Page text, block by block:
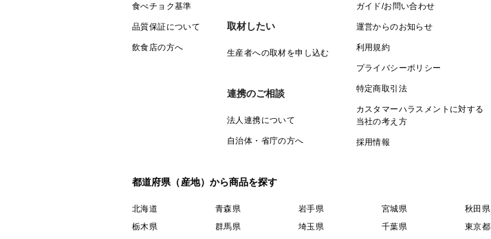
食べチョク基準
品質保証について
飲食店の方へ
取材したい
生産者への取材を申し込む
連携のご相談
法人連携について
自治体・省庁の方へ
ガイド/お問い合わせ
運営からのお知らせ
利用規約
プライバシーポリシー
特定商取引法
カスタマーハラスメントに対する
当社の考え方
採用情報
都道府県（産地）から商品を探す
北海道 青森県 岩手県 宮城県 秋田県
栃木県
群馬県 埼玉県 千葉県 東京都